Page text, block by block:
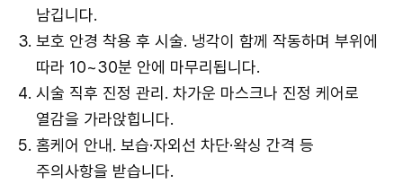
남깁니다.
보호 안경 착용 후 시술. 냉각이 함께 작동하며 부위에
따라 10~30분 안에 마무리됩니다.
시술 직후 진정 관리. 차가운 마스크나 진정 케어로
열감을 가라앉힙니다.
홈케어 안내. 보습·자외선 차단·왁싱 간격 등
주의사항을 받습니다.